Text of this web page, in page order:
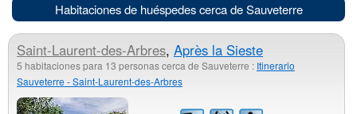
Habitaciones de huéspedes cerca de Sauveterre
Saint-Laurent-des-Arbres, Après la Sieste
5 habitaciones para 13 personas cerca de Sauveterre : Itinerario
Sauveterre - Saint-Laurent-des-Arbres